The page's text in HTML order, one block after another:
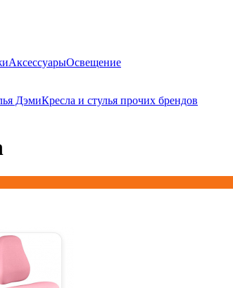
АксессуарыОсвещение
ДэмиКресла и стулья прочих брендов